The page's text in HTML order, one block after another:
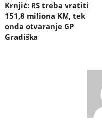
Krnjić: RS treba vratiti
151,8 miliona KM, tek
onda otvaranje GP
Gradiška